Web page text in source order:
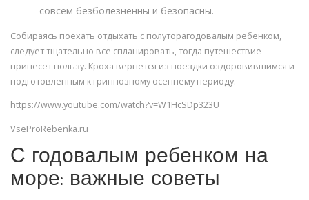
совсем безболезненны и безопасны.
Собираясь поехать отдыхать с полуторагодовалым ребенком,
следует тщательно все спланировать, тогда путешествие
принесет пользу. Кроха вернется из поездки оздоровившимся и
подготовленным к гриппозному осеннему периоду.
https://www.youtube.com/watch?v=W1HcSDp323U
VseProRebenka.ru
С годовалым ребенком на
море: важные советы